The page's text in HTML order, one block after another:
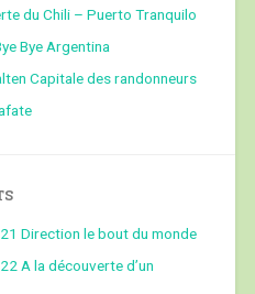
du Chili – Puerto Tranquilo
Bye Argentina
Capitale des randonneurs
Direction le bout du monde
A la découverte d’un